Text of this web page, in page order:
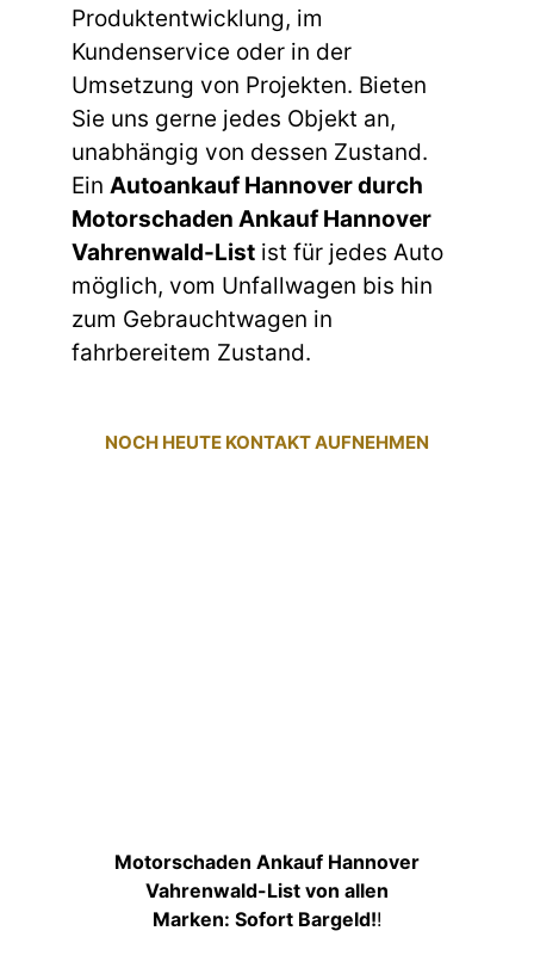
Produktentwicklung, im
Kundenservice oder in der
Umsetzung von Projekten. Bieten
Sie uns gerne jedes Objekt an,
unabhängig von dessen Zustand.
Ein Autoankauf Hannover durch
Motorschaden Ankauf Hannover
Vahrenwald-List ist für jedes Auto
möglich, vom Unfallwagen bis hin
zum Gebrauchtwagen in
fahrbereitem Zustand.
NOCH HEUTE KONTAKT AUFNEHMEN
Motorschaden Ankauf Hannover
Vahrenwald-List von allen
Marken: Sofort Bargeld!!